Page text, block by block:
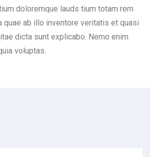
doloremque lauds tium totam rem
quae ab illo inventore veritatis et quasi
dicta sunt explicabo. Nemo enim
voluptas.